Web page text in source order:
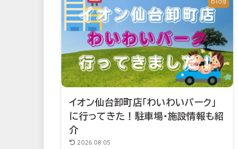
イオン仙台卸町店「わいわいパーク」
に行ってきた！駐車場・施設情報も紹
介
2026.08.05